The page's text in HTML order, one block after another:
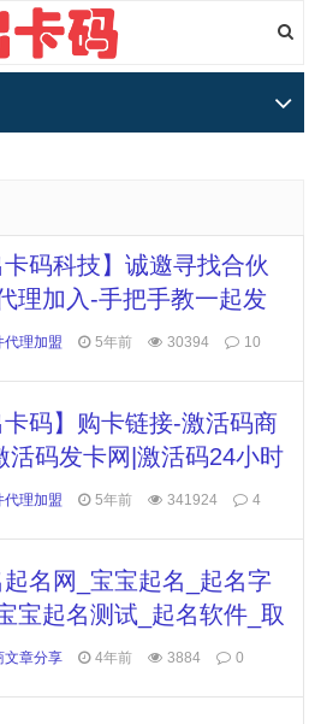
卡码科技】诚邀寻找合伙
理加入-手把手教一起发
代理加盟 5年前 30394 10
卡码】购卡链接-激活码商
活码发卡网|激活码24小时
发卡|点击进入
代理加盟 5年前 341924 4
名网_宝宝起名_起名字
宝起名测试_起名软件_取
起名网
文章分享 4年前 3884 0